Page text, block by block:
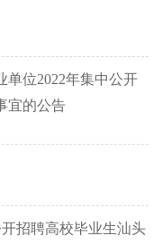
单位2022年集中公开
宜的公告
招聘高校毕业生汕头